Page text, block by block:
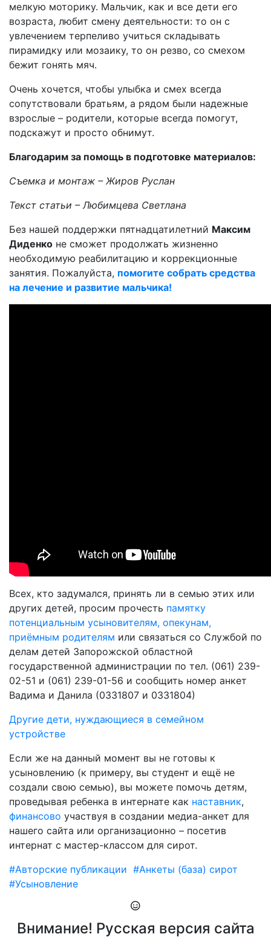
мелкую моторику. Мальчик, как и все дети его
возраста, любит смену деятельности: то он с
увлечением терпеливо учиться складывать
пирамидку или мозаику, то он резво, со смехом
бежит гонять мяч.
Очень хочется, чтобы улыбка и смех всегда
сопутствовали братьям, а рядом были надежные
взрослые – родители, которые всегда помогут,
подскажут и просто обнимут.
Благодарим за помощь в подготовке материалов:
Съемка и монтаж – Жиров Руслан
Текст статьи – Любимцева Светлана
Без нашей поддержки пятнадцатилетний Максим
Диденко не сможет продолжать жизненно
необходимую реабилитацию и коррекционные
занятия. Пожалуйста, помогите собрать средства
на лечение и развитие мальчика!
Всех, кто задумался, принять ли в семью этих или
других детей, просим прочесть памятку
потенциальным усыновителям, опекунам,
приёмным родителям или связаться со Службой по
делам детей Запорожской областной
государственной администрации по тел. (061) 239-
02-51 и (061) 239-01-56 и сообщить номер анкет
Вадима и Данила (0331807 и 0331804)
Другие дети, нуждающиеся в семейном
устройстве
Если же на данный момент вы не готовы к
усыновлению (к примеру, вы студент и ещё не
создали свою семью), вы можете помочь детям,
проведывая ребенка в интернате как наставник,
финансово участвуя в создании медиа-анкет для
нашего сайта или организационно – посетив
интернат с мастер-классом для сирот.
#Авторские публикации #Анкеты (база) сирот
#Усыновление
Внимание! Русская версия сайта